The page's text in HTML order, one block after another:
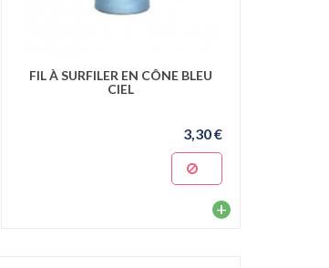
FIL À SURFILER EN CÔNE BLEU
CIEL
3,30 €
+